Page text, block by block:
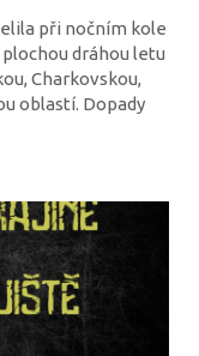
při nočním kole
dráhou letu
Charkovskou,
oblastí. Dopady